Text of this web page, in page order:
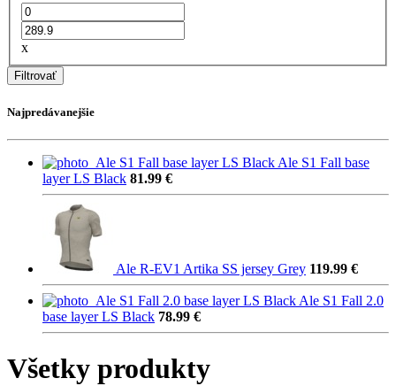
x
Filtrovať
Najpredávanejšie
Ale S1 Fall base
layer LS Black 81.99 €
Ale R-EV1 Artika SS jersey Grey 119.99 €
Ale S1 Fall 2.0
base layer LS Black 78.99 €
Všetky produkty